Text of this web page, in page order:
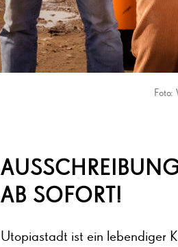
Foto:
AB SOFORT!
Utopiastadt ist ein lebendiger